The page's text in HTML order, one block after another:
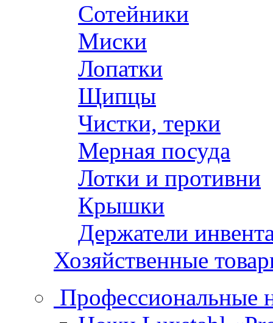
Сотейники
Миски
Лопатки
Щипцы
Чистки, терки
Мерная посуда
Лотки и противни
Крышки
Держатели
Хозяйственные
Профессиональные